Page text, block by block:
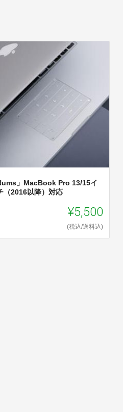
」MacBook Pro 13/15イ
（2016以降）対応
¥5,500
(税込/送料込)